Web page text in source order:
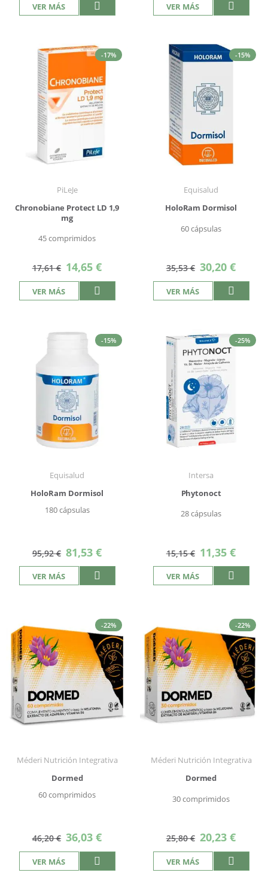
VER MÁS VER MÁS
-17%
PiLeJe
Chronobiane Protect LD 1,9
mg
45 comprimidos
17,61 € Precio
especial
14,65 €
VER MÁS
-15%
Equisalud
HoloRam Dormisol
60 cápsulas
35,53 € Precio
especial
30,20 €
VER MÁS
-15%
Equisalud
HoloRam Dormisol
180 cápsulas
95,92 € Precio
especial
81,53 €
VER MÁS
-25%
Intersa
Phytonoct
28 cápsulas
15,15 € Precio
especial
11,35 €
VER MÁS
-22%
Méderi Nutrición Integrativa
Dormed
60 comprimidos
46,20 € Precio
especial
36,03 €
VER MÁS
-22%
Méderi Nutrición Integrativa
Dormed
30 comprimidos
25,80 € Precio
especial
20,23 €
VER MÁS